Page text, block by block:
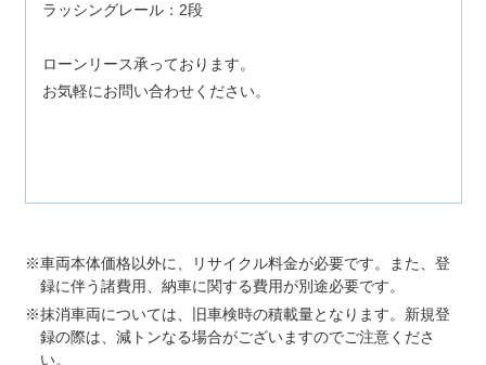
ラッシングレール：2段
ローンリース承っております。
お気軽にお問い合わせください。
車両本体価格以外に、リサイクル料金が必要です。また、登
録に伴う諸費用、納車に関する費用が別途必要です。
抹消車両については、旧車検時の積載量となります。新規登
録の際は、減トンなる場合がございますのでご注意くださ
い。